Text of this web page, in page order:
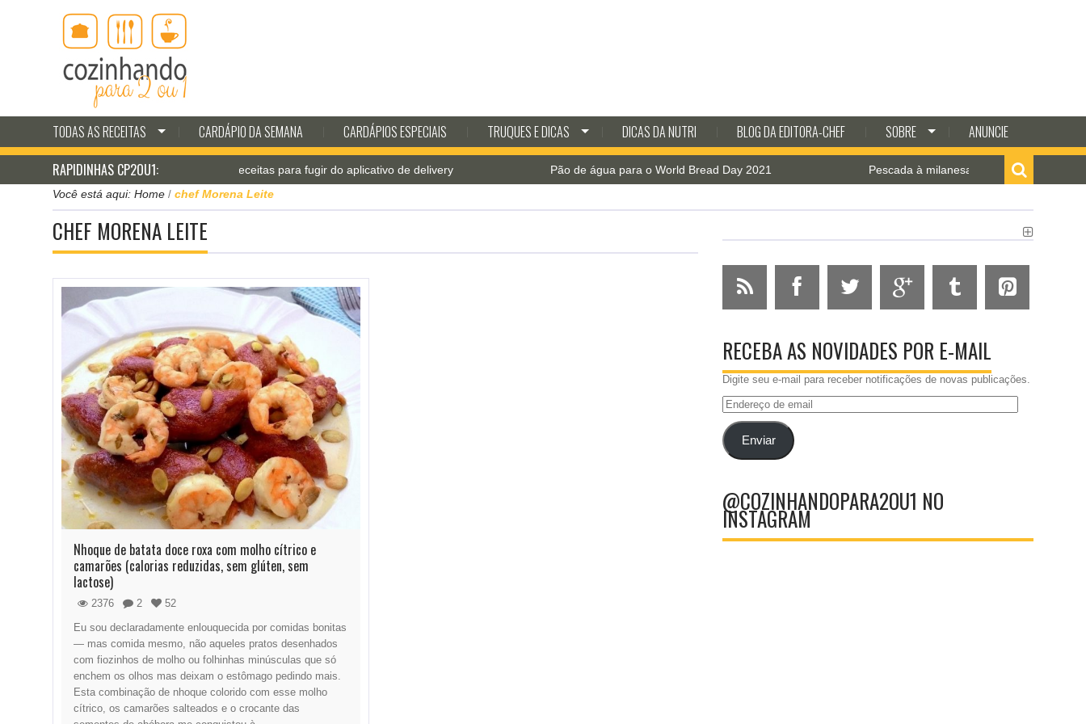
TODAS AS RECEITAS CARDÁPIO DA SEMANA CARDÁPIOS ESPECIAIS TRUQUES E DICAS DICAS DA NUTRI BLOG DA EDITORA-CHEF SOBRE
ANUNCIE
RAPIDINHAS CP2OU1:Jantar pá-pum: receitas para fugir do aplicativo de delivery Pão de água para o World Bread Day 2021
Pescada à milanesa com molho de camarão
Você está aqui: Home / chef Morena Leite
CHEF MORENA LEITE
Nhoque de batata doce roxa com molho cítrico e
camarões (calorias reduzidas, sem glúten, sem
lactose)
2376 2
52
Eu sou declaradamente enlouquecida por comidas bonitas
— mas comida mesmo, não aqueles pratos desenhados
com fiozinhos de molho ou folhinhas minúsculas que só
enchem os olhos mas deixam o estômago pedindo mais.
Esta combinação de nhoque colorido com esse molho
cítrico, os camarões salteados e o crocante das
RECEBA AS NOVIDADES POR E-MAIL
Digite seu e-mail para receber notificações de novas publicações.
Endereço
emailEnviar
@COZINHANDOPARA2OU1 NO
INSTAGRAM